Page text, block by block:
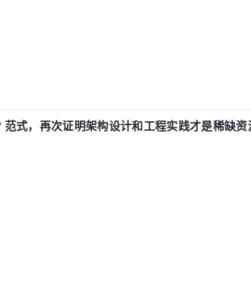
式，再次证明架构设计和工程实践才是稀缺资